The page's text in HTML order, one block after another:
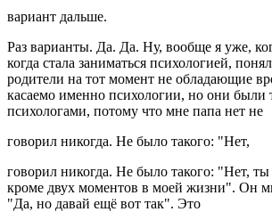
вариант дальше.
Раз варианты. Да. Да. Ну, вообще я уже,
когда стала заниматься психологией,
родители на тот момент не обладающие
касаемо именно психологии, но они были
психологами, потому что мне папа нет не
говорил никогда. Не было такого: "Нет,
говорил никогда. Не было такого: "Нет, ты
кроме двух моментов в моей жизни". Он
"Да, но давай ещё вот так". Это